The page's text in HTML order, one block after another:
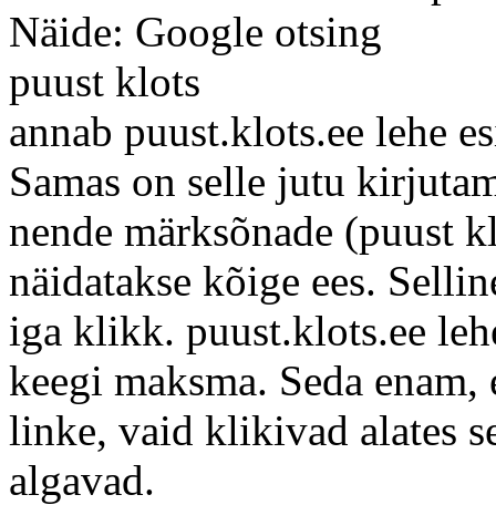
Näide: Google otsing
puust klots
annab puust.klots.ee lehe
Samas on selle jutu
nende märksõnade (puust
näidatakse kõige ees.
iga klikk. puust.klots.ee
keegi maksma. Seda
linke, vaid klikivad alates
algavad.